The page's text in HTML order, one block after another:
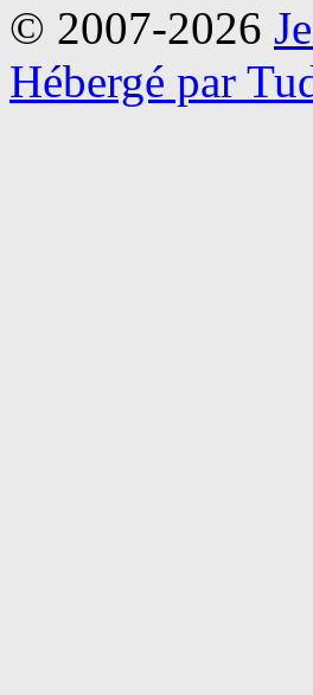
© 2007-2026
Hébergé par